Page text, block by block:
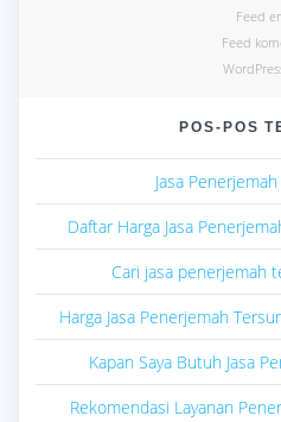
Feed
Feed
POS-POS
Jasa
Daftar Harga Jasa
Cari jasa penerjemah
Harga Jasa Penerjemah
Kapan Saya Butuh Jasa
Rekomendasi Layanan